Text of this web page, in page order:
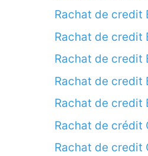
Rachat de credit
Rachat de credit
Rachat de credit
Rachat de credit
Rachat de credit
Rachat de crédit
Rachat de credit